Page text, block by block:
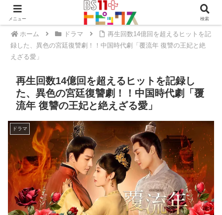
ホーム ドラマ
再生回数14億回を超えるヒットを記
録した、異色の宮廷復讐劇！！中国時代劇「覆流年 復讐の王妃と絶
えざる愛」
再生回数14億回を超えるヒットを記録し
た、異色の宮廷復讐劇！！中国時代劇「覆
流年 復讐の王妃と絶えざる愛」
ドラマ
メニュー 検索